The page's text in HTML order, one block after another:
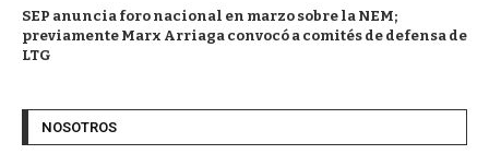
SEP anuncia foro nacional en marzo sobre la NEM;
previamente Marx Arriaga convocó a comités de defensa de
LTG
NOSOTROS